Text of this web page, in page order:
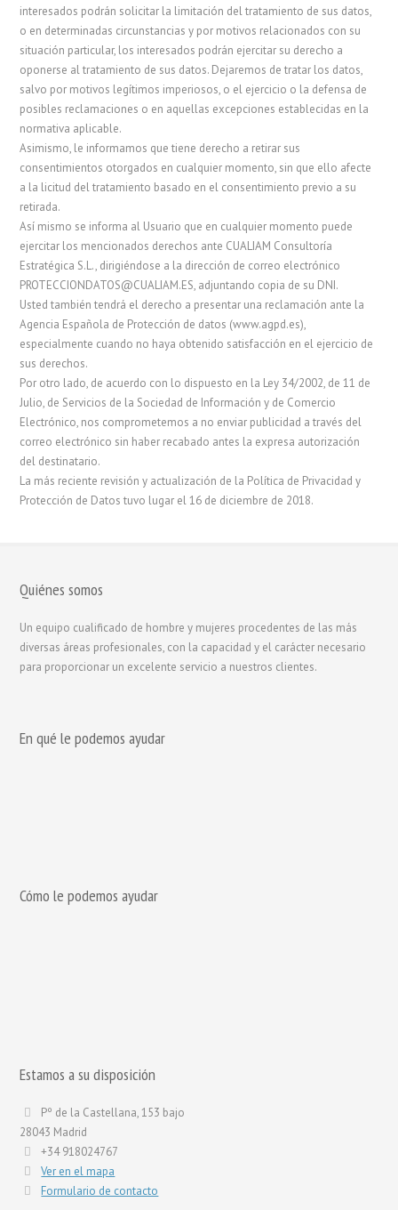
interesados podrán solicitar la limitación del tratamiento de sus datos,
o en determinadas circunstancias y por motivos relacionados con su
situación particular, los interesados podrán ejercitar su derecho a
oponerse al tratamiento de sus datos. Dejaremos de tratar los datos,
salvo por motivos legítimos imperiosos, o el ejercicio o la defensa de
posibles reclamaciones o en aquellas excepciones establecidas en la
normativa aplicable.
Asimismo, le informamos que tiene derecho a retirar sus
consentimientos otorgados en cualquier momento, sin que ello afecte
a la licitud del tratamiento basado en el consentimiento previo a su
retirada.
Así mismo se informa al Usuario que en cualquier momento puede
ejercitar los mencionados derechos ante CUALIAM Consultoría
Estratégica S.L., dirigiéndose a la dirección de correo electrónico
PROTECCIONDATOS@CUALIAM.ES, adjuntando copia de su DNI.
Usted también tendrá el derecho a presentar una reclamación ante la
Agencia Española de Protección de datos (www.agpd.es),
especialmente cuando no haya obtenido satisfacción en el ejercicio de
sus derechos.
Por otro lado, de acuerdo con lo dispuesto en la Ley 34/2002, de 11 de
Julio, de Servicios de la Sociedad de Información y de Comercio
Electrónico, nos comprometemos a no enviar publicidad a través del
correo electrónico sin haber recabado antes la expresa autorización
del destinatario.
La más reciente revisión y actualización de la Política de Privacidad y
Protección de Datos tuvo lugar el 16 de diciembre de 2018.
Quiénes somos
Un equipo cualificado de hombre y mujeres procedentes de las más
diversas áreas profesionales, con la capacidad y el carácter necesario
para proporcionar un excelente servicio a nuestros clientes.
En qué le podemos ayudar
Cómo le podemos ayudar
Estamos a su disposición
Pº de la Castellana, 153 bajo
28043 Madrid
+34 918024767
Ver en el mapa
Formulario de contacto